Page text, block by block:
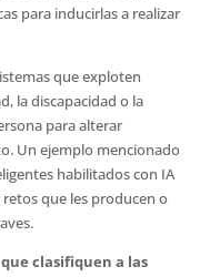
para inducirlas a realizar
que exploten
la discapacidad o la
para alterar
Un ejemplo mencionado
habilitados con IA
que les producen o
clasifiquen a las